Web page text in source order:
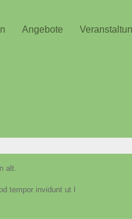
Angebote
alt.
tempor invidunt ut l